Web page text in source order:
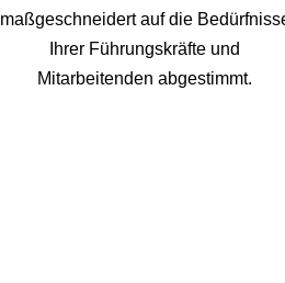
maßgeschneidert auf die
Ihrer Führungskräfte und
Mitarbeitenden abgestimmt.